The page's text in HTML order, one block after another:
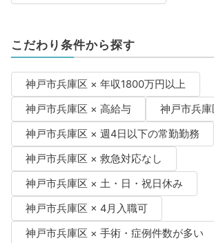
こだわり条件から探す
神戸市兵庫区 × 年収1800万円以上
神戸市兵庫区 × 高給与
神戸市兵
神戸市兵庫区 × 週4日以下の常勤勤務
神戸市兵庫区 × 救急対応なし
神戸市兵庫区 × 土・日・祝日休み
神戸市兵庫区 × 4月入職可
神戸市兵庫区 × 手術・症例件数が多い